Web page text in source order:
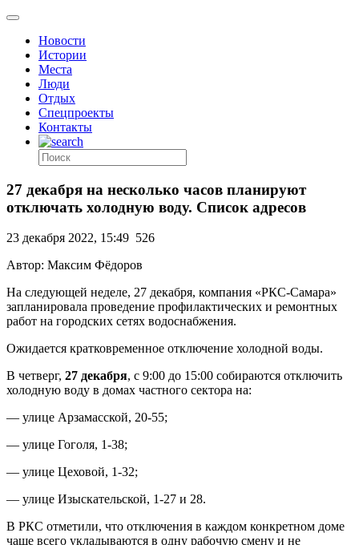
Новости
Истории
Места
Люди
Отдых
Спецпроекты
Контакты
27 декабря на несколько часов планируют
отключать холодную воду. Список адресов
23 декабря 2022, 15:49 526
Автор: Максим Фёдоров
На следующей неделе, 27 декабря, компания «РКС-Самара»
запланировала проведение профилактических и ремонтных
работ на городских сетях водоснабжения.
Ожидается кратковременное отключение холодной воды.
В четверг, 27 декабря, с 9:00 до 15:00 собираются отключить
холодную воду в домах частного сектора на:
— улице Арзамасской, 20-55;
— улице Гоголя, 1-38;
— улице Цеховой, 1-32;
— улице Изыскательской, 1-27 и 28.
В РКС отметили, что отключения в каждом конкретном доме
чаще всего укладываются в одну рабочую смену и не